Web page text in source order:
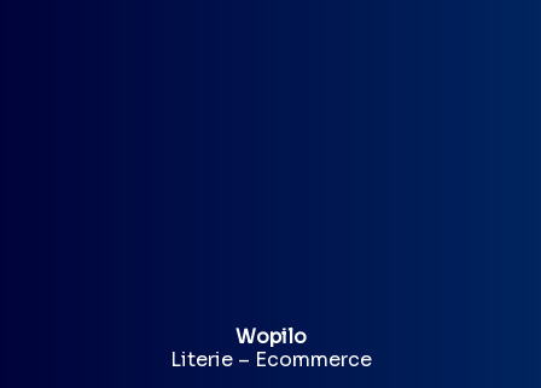
Wopilo
Literie – Ecommerce